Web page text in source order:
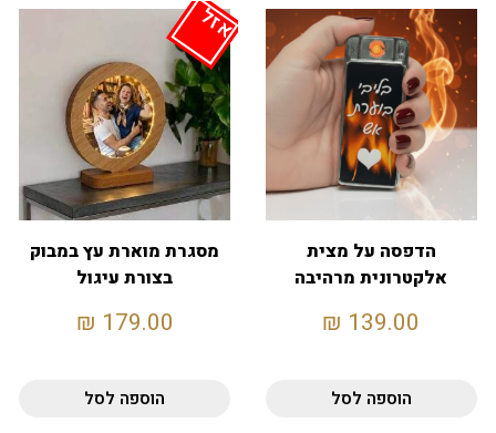
הדפסה על מצית
אלקטרונית מרהיבה
139.00
₪
הוספה לסל
אזל
מסגרת מוארת עץ במבוק
בצורת עיגול
179.00
₪
הוספה לסל